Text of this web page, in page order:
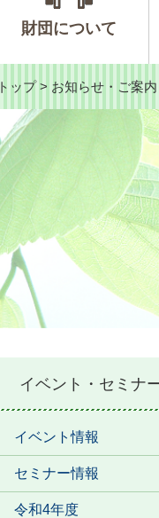
財団について
トップ > お知らせ・ご案内
イベント・セミナ
イベント情報
セミナー情報
令和4年度